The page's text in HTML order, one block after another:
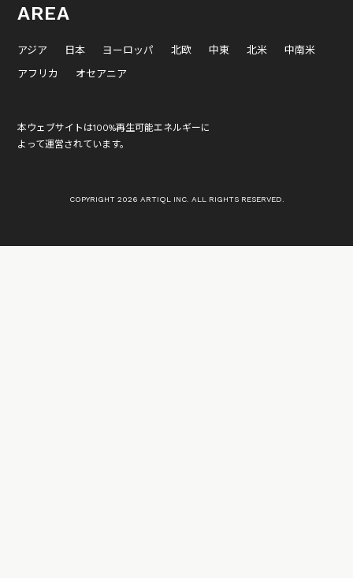
AREA
アジア 日本 ヨーロッパ 北欧 中東 北米
中南米
アフリカ
オセアニア
本ウェブサイトは100%再生可能エネルギーに
よって運営されています。
COPYRIGHT 2026 ARTIQL INC. ALL RIGHTS RESERVED.